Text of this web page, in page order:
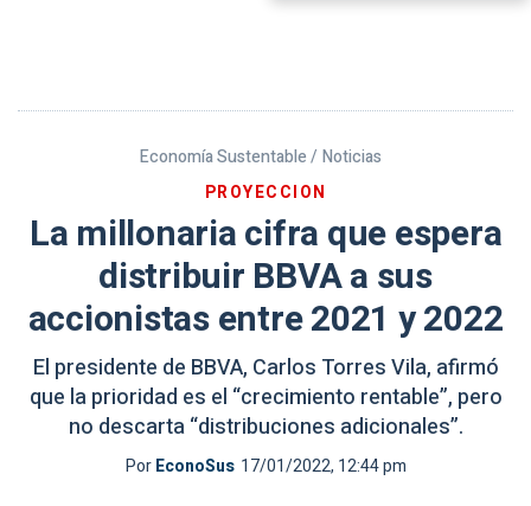
Economía Sustentable / Noticias
PROYECCION
La millonaria cifra que espera
distribuir BBVA a sus
accionistas entre 2021 y 2022
El presidente de BBVA, Carlos Torres Vila, afirmó
que la prioridad es el “crecimiento rentable”, pero
no descarta “distribuciones adicionales”.
PorEconoSus 17/01/2022, 12:44 pm